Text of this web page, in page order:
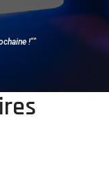
!""